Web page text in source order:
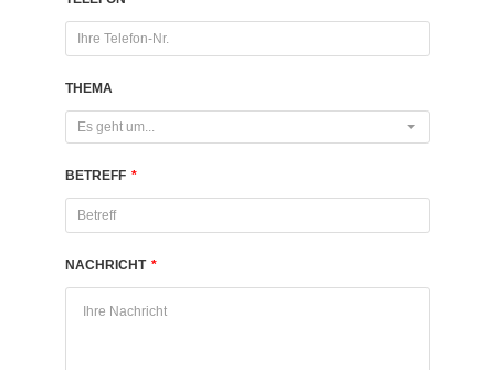
THEMA
Es geht um...
BETREFF *
NACHRICHT *